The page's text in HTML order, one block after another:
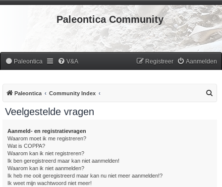
Paleontica Community
Paleontica V&A Aanmelden
Registreer
Paleontica Community Index
Veelgestelde vragen
Aanmeld- en registratievragen
Waarom moet ik me registreren?
Wat is COPPA?
Waarom kan ik niet registreren?
Ik ben geregistreerd maar kan niet aanmelden!
Waarom kan ik niet aanmelden?
Ik heb me ooit geregistreerd maar kan nu niet meer aanmelden!?
Ik weet mijn wachtwoord niet meer!